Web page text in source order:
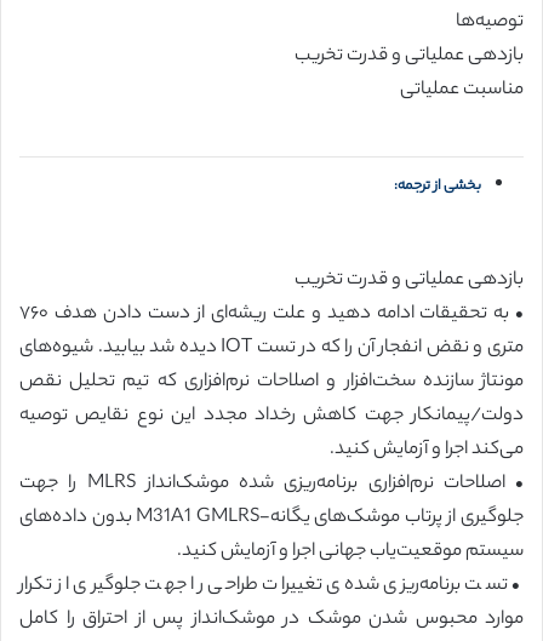
توصیه‌ها
بازدهی عملیاتی و قدرت تخریب
مناسبت عملیاتی
بخشی از ترجمه:
بازدهی عملیاتی و قدرت تخریب
• به تحقیقات ادامه دهید و علت ریشه‌ای از دست دادن هدف ۷۶۰
متری و نقض انفجار آن را که در تست IOT دیده شد بیابید. شیوه‌های
مونتاژ سازنده سخت‌افزار و اصلاحات نرم‌افزاری که تیم تحلیل نقص
دولت/پیمانکار جهت کاهش رخداد مجدد این نوع نقایص توصیه
می‌کند اجرا و آزمایش کنید.
• اصلاحات نرم‌افزاری برنامه‌ریزی شده موشک‌انداز MLRS را جهت
جلوگیری از پرتاب موشک‌های یگانه-M31A1 GMLRS بدون داده‌های
سیستم موقعیت‌یاب جهانی اجرا و آزمایش کنید.
• تست برنامه‌ریزی شده‌ی تغییرات طراحی را جهت جلوگیری از تکرار
موارد محبوس شدن موشک در موشک‌انداز پس از احتراق را کامل